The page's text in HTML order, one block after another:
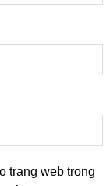
trang web trong